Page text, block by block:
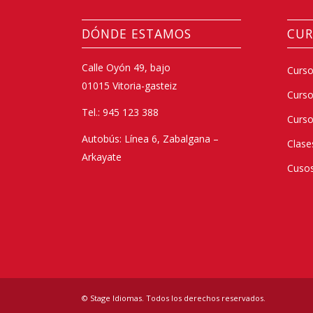
DÓNDE ESTAMOS
Calle Oyón 49, bajo
01015 Vitoria-gasteiz
Tel.: 945 123 388
Autobús: Línea 6, Zabalgana –
Arkayate
© Stage Idiomas. Todos los derechos reservados.